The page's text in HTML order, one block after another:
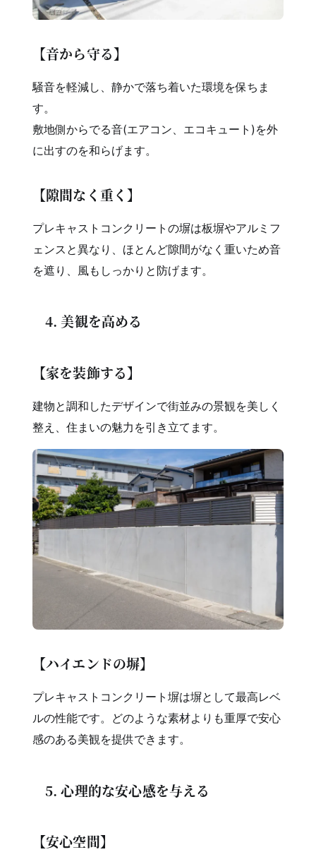
【音から守る】
騒音を軽減し、静かで落ち着いた環境を保ちま
す。
敷地側からでる音(エアコン、エコキュート)を外
に出すのを和らげます。
【隙間なく重く】
プレキャストコンクリートの塀は板塀やアルミフ
ェンスと異なり、ほとんど隙間がなく重いため音
を遮り、風もしっかりと防げます。
4. 美観を高める
【家を装飾する】
建物と調和したデザインで街並みの景観を美しく
整え、住まいの魅力を引き立てます。
【ハイエンドの塀】
プレキャストコンクリート塀は塀として最高レベ
ルの性能です。どのような素材よりも重厚で安心
感のある美観を提供できます。
5. 心理的な安心感を与える
【安心空間】